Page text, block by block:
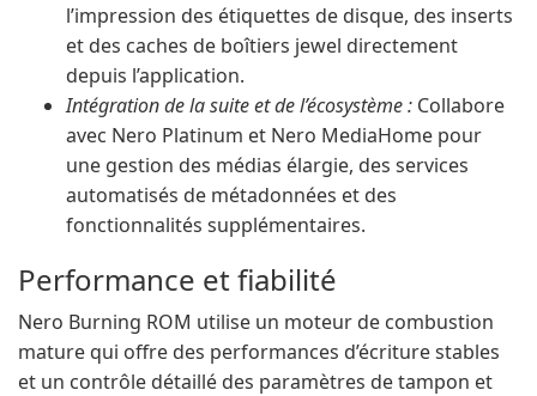
l’impression des étiquettes de disque, des inserts
et des caches de boîtiers jewel directement
depuis l’application.
Intégration de la suite et de l’écosystème : Collabore
avec Nero Platinum et Nero MediaHome pour
une gestion des médias élargie, des services
automatisés de métadonnées et des
fonctionnalités supplémentaires.
Performance et fiabilité
Nero Burning ROM utilise un moteur de combustion
mature qui offre des performances d’écriture stables
et un contrôle détaillé des paramètres de tampon et